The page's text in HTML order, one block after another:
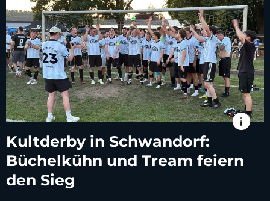
info
Kultderby in Schwandorf:
Büchelkühn und Tream feiern
den Sieg